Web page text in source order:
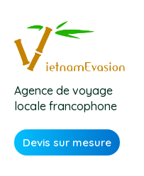
Agence de voyage
locale francophone
Devis sur mesure